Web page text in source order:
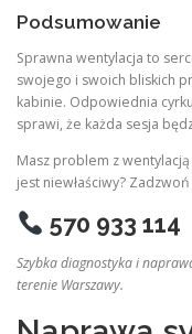
Podsumowanie
Sprawna wentylacja to
swojego i swoich bliskich
kabinie. Odpowiednia
sprawi, że każda sesja
Masz problem z
jest niewłaściwy?
570 933 114
Szybka diagnostyka i
terenie Warszawy.